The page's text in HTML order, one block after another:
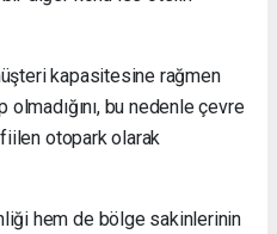
kapasitesine rağmen
bu nedenle çevre
otopark olarak
hem de bölge sakinlerinin